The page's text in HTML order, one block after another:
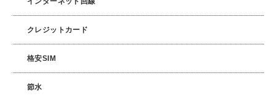
クレジットカード
格安SIM
節水